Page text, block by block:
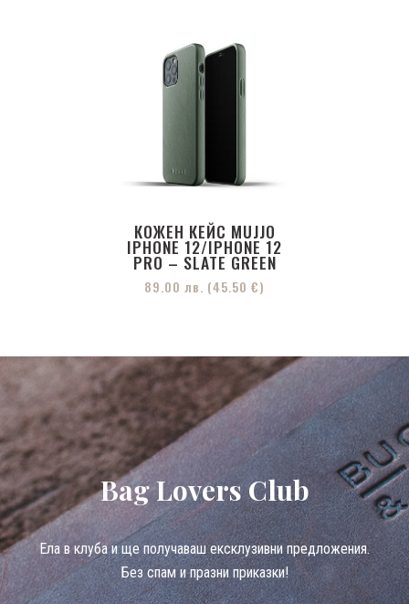
КОЖЕН КЕЙС MUJJO
IPHONE 12/IPHONE 12
PRO – SLATE GREEN
89.00 лв. (45.50 €)
Bag Lovers Club
Eла в клуба и ще получаваш ексклузивни предложения.
Без спам и празни приказки!